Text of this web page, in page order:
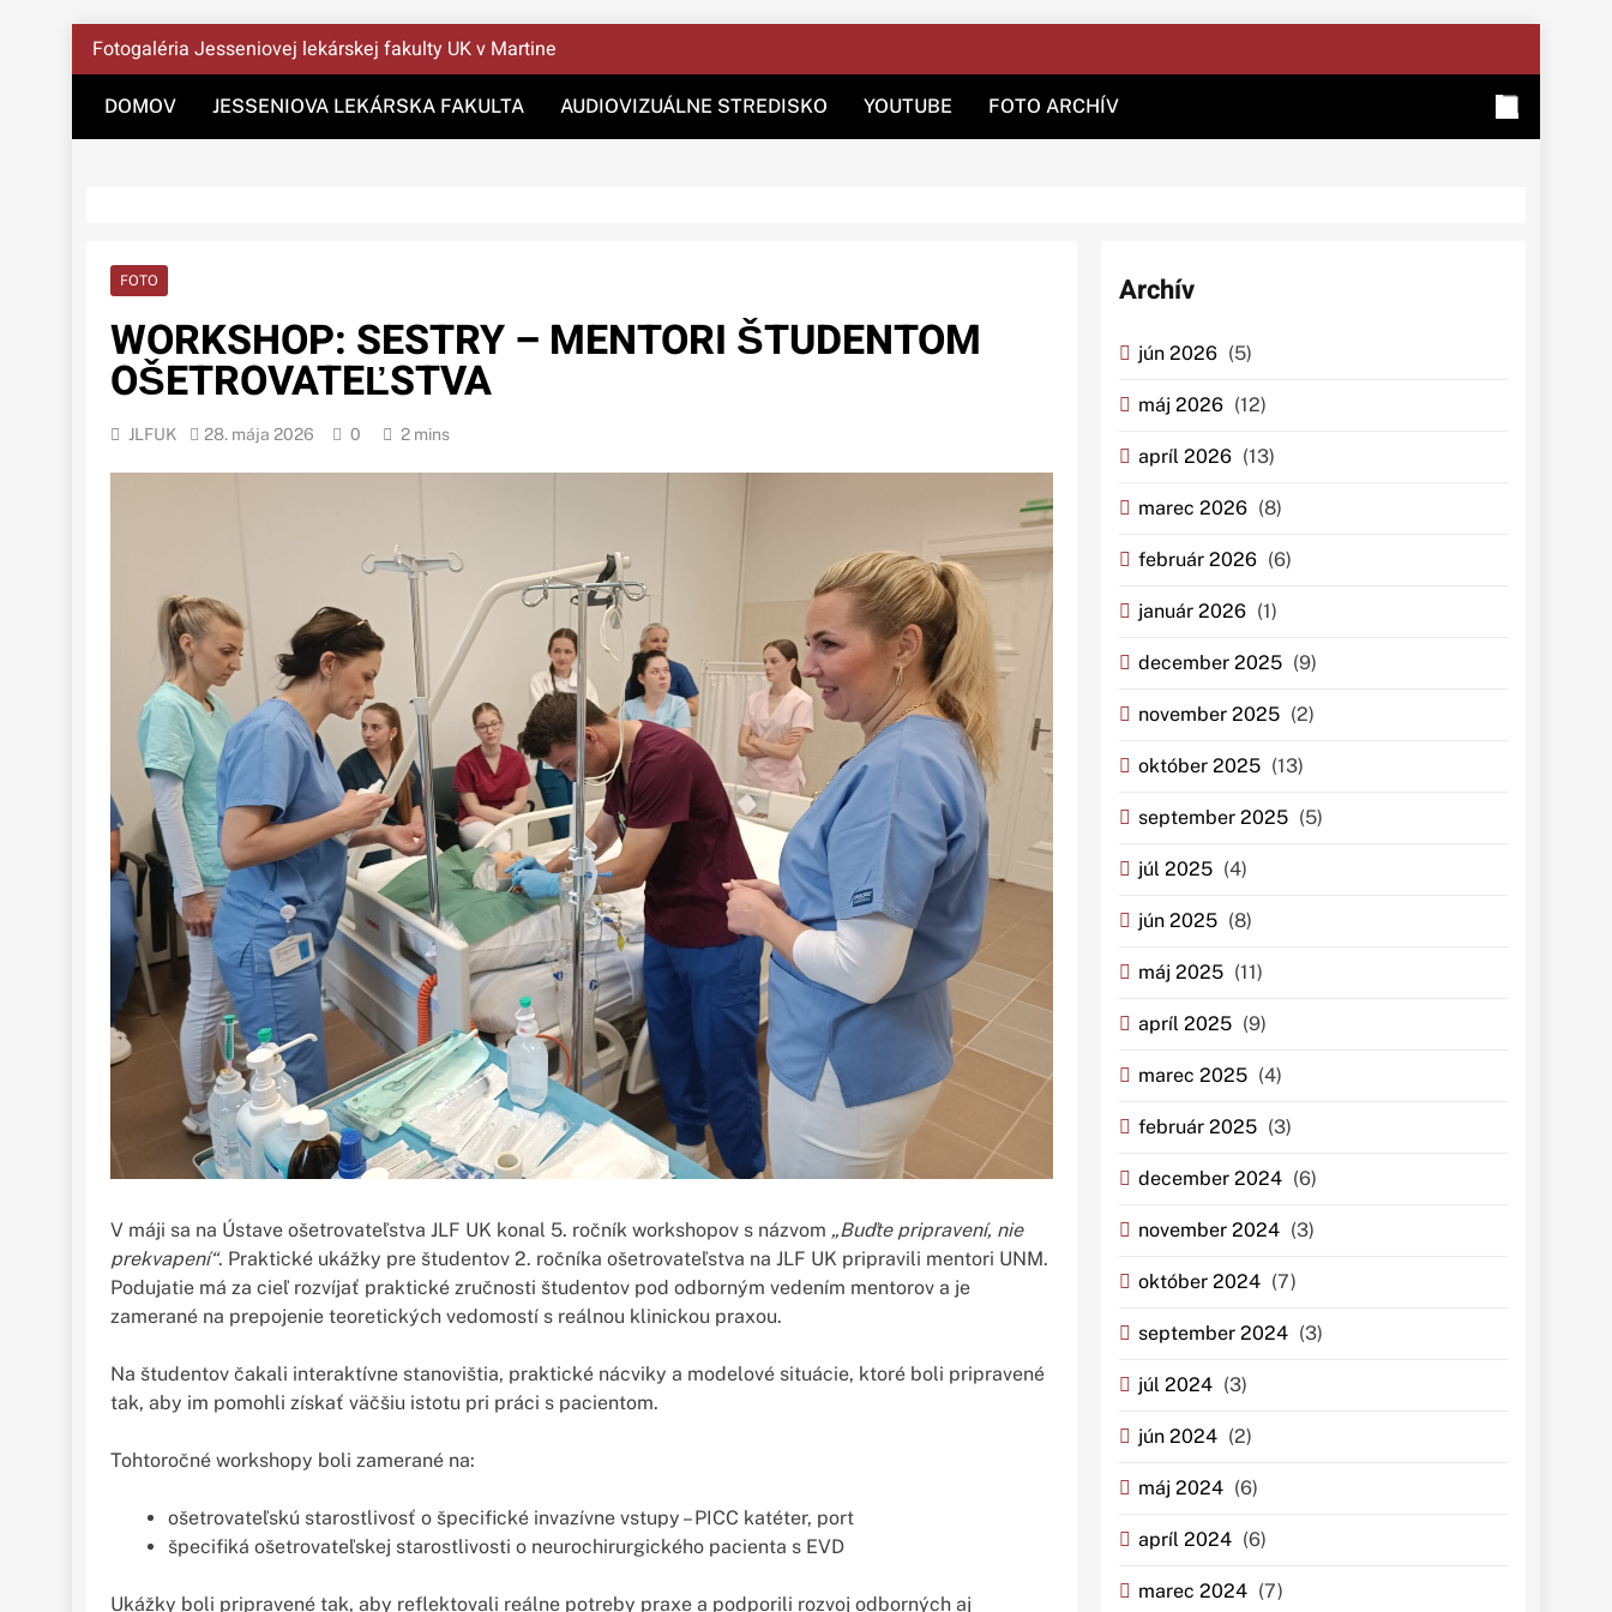
Skip
content
Správy Z JLF UK
Fotogaléria Jesseniovej lekárskej fakulty UK v Martine
DOMOV JESSENIOVA LEKÁRSKA FAKULTA AUDIOVIZUÁLNE STREDISKO YOUTUBE FOTO ARCHÍV
FOTO
WORKSHOP: SESTRY – MENTORI ŠTUDENTOM
OŠETROVATEĽSTVA
JLFUK 28. mája 2026 0 2 mins
V máji sa na Ústave ošetrovateľstva JLF UK konal 5. ročník workshopov s názvom „Buďte pripravení, nie
prekvapení“. Praktické ukážky pre študentov 2. ročníka ošetrovateľstva na JLF UK pripravili mentori UNM.
Podujatie má za cieľ rozvíjať praktické zručnosti študentov pod odborným vedením mentorov a je
zamerané na prepojenie teoretických vedomostí s reálnou klinickou praxou.
Na študentov čakali interaktívne stanovištia, praktické nácviky a modelové situácie, ktoré boli pripravené
tak, aby im pomohli získať väčšiu istotu pri práci s pacientom.
Tohtoročné workshopy boli zamerané na:
ošetrovateľskú starostlivosť o špecifické invazívne vstupy – PICC katéter, port
špecifiká ošetrovateľskej starostlivosti o neurochirurgického pacienta s EVD
Ukážky boli pripravené tak, aby reflektovali reálne potreby praxe a podporili rozvoj odborných aj
Archív
jún 2026 (5)
máj 2026 (12)
apríl 2026 (13)
marec 2026 (8)
február 2026 (6)
január 2026 (1)
december 2025 (9)
november 2025 (2)
október 2025 (13)
september 2025 (5)
júl 2025 (4)
jún 2025 (8)
máj 2025 (11)
apríl 2025 (9)
marec 2025 (4)
február 2025 (3)
december 2024 (6)
november 2024 (3)
október 2024 (7)
september 2024 (3)
júl 2024 (3)
jún 2024 (2)
máj 2024 (6)
apríl 2024 (6)
marec 2024 (7)